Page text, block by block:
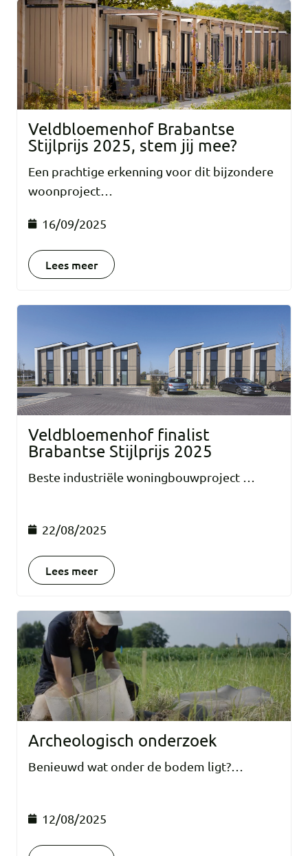
Veldbloemenhof Brabantse
Stijlprijs 2025, stem jij mee?
Een prachtige erkenning voor dit bijzondere
woonproject…
16/09/2025
Lees meer
Veldbloemenhof finalist
Brabantse Stijlprijs 2025
Beste industriële woningbouwproject …
22/08/2025
Lees meer
Archeologisch onderzoek
Benieuwd wat onder de bodem ligt?…
12/08/2025